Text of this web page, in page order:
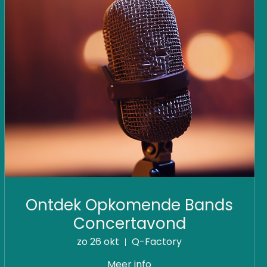
Ontdek Opkomende Bands
Concertavond
zo 26 okt
Q-Factory